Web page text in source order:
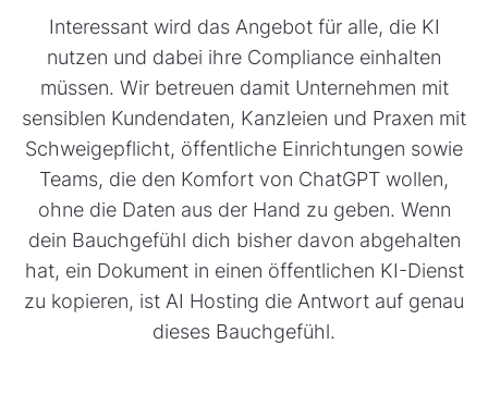
Interessant wird das Angebot für alle, die KI
nutzen und dabei ihre Compliance einhalten
müssen. Wir betreuen damit Unternehmen mit
sensiblen Kundendaten, Kanzleien und Praxen mit
Schweigepflicht, öffentliche Einrichtungen sowie
Teams, die den Komfort von ChatGPT wollen,
ohne die Daten aus der Hand zu geben. Wenn
dein Bauchgefühl dich bisher davon abgehalten
hat, ein Dokument in einen öffentlichen KI-Dienst
zu kopieren, ist AI Hosting die Antwort auf genau
dieses Bauchgefühl.